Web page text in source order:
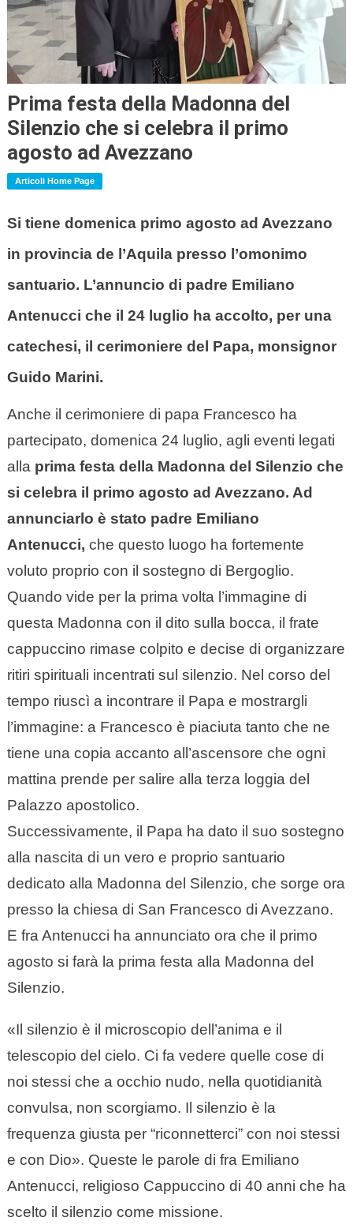
Prima festa della Madonna del
Silenzio che si celebra il primo
agosto ad Avezzano
Articoli Home Page
Si tiene domenica primo agosto ad Avezzano
in provincia de l’Aquila presso l’omonimo
santuario. L’annuncio di padre Emiliano
Antenucci che il 24 luglio ha accolto, per una
catechesi, il cerimoniere del Papa, monsignor
Guido Marini.
Anche il cerimoniere di papa Francesco ha
partecipato, domenica 24 luglio, agli eventi legati
alla prima festa della Madonna del Silenzio che
si celebra il primo agosto ad Avezzano. Ad
annunciarlo è stato padre Emiliano
Antenucci, che questo luogo ha fortemente
voluto proprio con il sostegno di Bergoglio.
Quando vide per la prima volta l’immagine di
questa Madonna con il dito sulla bocca, il frate
cappuccino rimase colpito e decise di organizzare
ritiri spirituali incentrati sul silenzio. Nel corso del
tempo riuscì a incontrare il Papa e mostrargli
l’immagine: a Francesco è piaciuta tanto che ne
tiene una copia accanto all’ascensore che ogni
mattina prende per salire alla terza loggia del
Palazzo apostolico.
Successivamente, il Papa ha dato il suo sostegno
alla nascita di un vero e proprio santuario
dedicato alla Madonna del Silenzio, che sorge ora
presso la chiesa di San Francesco di Avezzano.
E fra Antenucci ha annunciato ora che il primo
agosto si farà la prima festa alla Madonna del
Silenzio.
«Il silenzio è il microscopio dell’anima e il
telescopio del cielo. Ci fa vedere quelle cose di
noi stessi che a occhio nudo, nella quotidianità
convulsa, non scorgiamo. Il silenzio è la
frequenza giusta per “riconnetterci” con noi stessi
e con Dio». Queste le parole di fra Emiliano
Antenucci, religioso Cappuccino di 40 anni che ha
scelto il silenzio come missione.